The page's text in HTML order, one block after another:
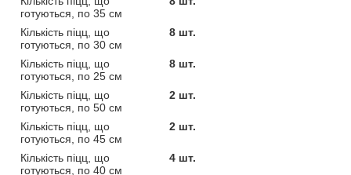
готуються, по 35 см
Кількість піцц, що
готуються, по 30 см
8 шт.
Кількість піцц, що
готуються, по 25 см
8 шт.
Кількість піцц, що
готуються, по 50 см
2 шт.
Кількість піцц, що
готуються, по 45 см
2 шт.
Кількість піцц, що
готуються, по 40 см
4 шт.